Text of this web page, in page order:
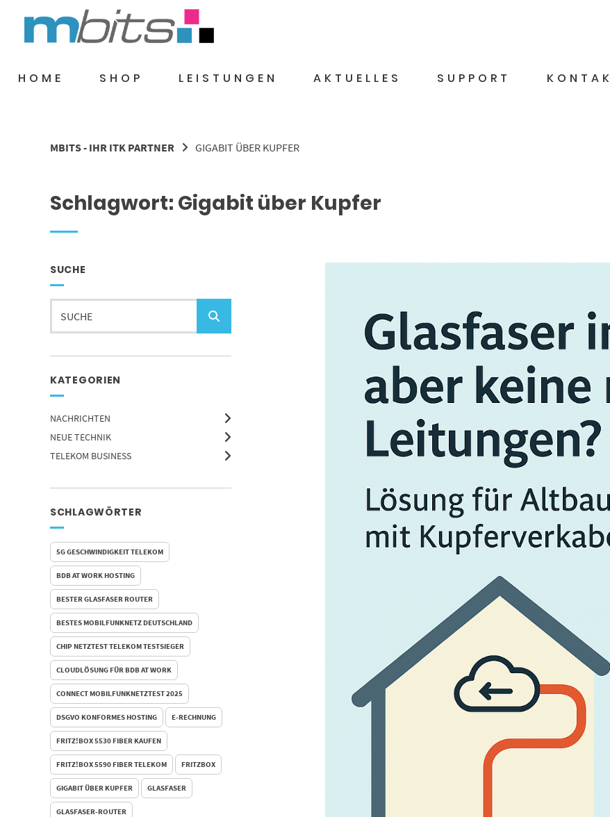
Inhalt
HOME SHOP LEISTUNGEN AKTUELLES SUPPORT
MBITS - IHR ITK PARTNER GIGABIT ÜBER KUPFER
Schlagwort: Gigabit über Kupfer
SUCHE
KATEGORIEN
NACHRICHTEN
NEUE TECHNIK
TELEKOM BUSINESS
SCHLAGWÖRTER
5G GESCHWINDIGKEIT TELEKOM
BDB AT WORK HOSTING
BESTER GLASFASER ROUTER
BESTES MOBILFUNKNETZ DEUTSCHLAND
CHIP NETZTEST TELEKOM TESTSIEGER
CLOUDLÖSUNG FÜR BDB AT WORK
CONNECT MOBILFUNKNETZTEST 2025
DSGVO KONFORMES HOSTING E-RECHNUNG
FRITZ!BOX 5530 FIBER KAUFEN
FRITZ!BOX 5590 FIBER TELEKOM FRITZBOX
GIGABIT ÜBER KUPFER GLASFASER
GLASFASER-ROUTER